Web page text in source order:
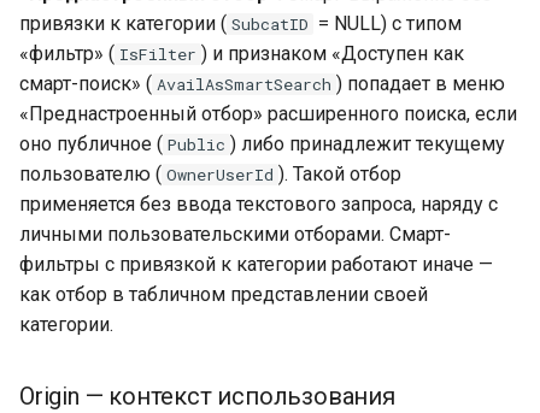
привязки к категории ( SubcatID = NULL) с типом
«фильтр» ( IsFilter ) и признаком «Доступен как
смарт-поиск» ( AvailAsSmartSearch ) попадает в меню
«Преднастроенный отбор» расширенного поиска, если
оно публичное ( Public ) либо принадлежит текущему
пользователю ( OwnerUserId ). Такой отбор
применяется без ввода текстового запроса, наряду с
личными пользовательскими отборами. Смарт-
фильтры с привязкой к категории работают иначе —
как отбор в табличном представлении своей
категории.
Origin — контекст использования